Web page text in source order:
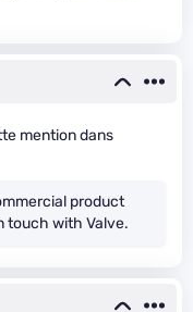
mention dans
product
touch with Valve.